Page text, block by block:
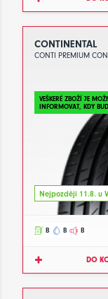
CONTINENTAL
CONTI PREMIUM
VEŠKERÉ ZBOŽÍ JE
INFORMOVAT, KDY
Nejpozději 11.8. u
B B B
DO